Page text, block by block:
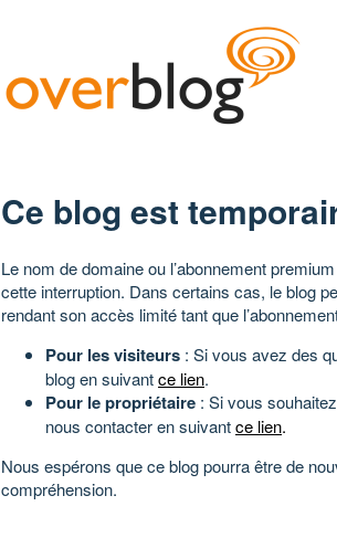
Ce blog est
Le nom de domaine ou l’abonnement
cette interruption. Dans certains cas, le blog
rendant son accès limité tant que
Pour les visiteurs : Si vous avez des
blog en suivantce lien.
Pour le propriétaire : Si vous
nous contacter en suivantce lien.
Nous espérons que ce blog pourra être de
compréhension.